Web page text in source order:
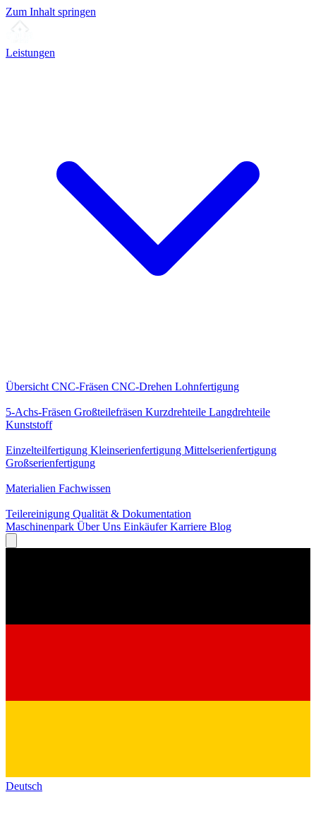
Zum Inhalt springen
Leistungen
Übersicht CNC-Fräsen CNC-Drehen Lohnfertigung
5-Achs-Fräsen Großteilefräsen Kurzdrehteile Langdrehteile
Kunststoff
Einzelteilfertigung Kleinserienfertigung Mittelserienfertigung
Großserienfertigung
Materialien Fachwissen
Teilereinigung Qualität & Dokumentation
Maschinenpark Über Uns EinkäuferKarriere Blog
Deutsch